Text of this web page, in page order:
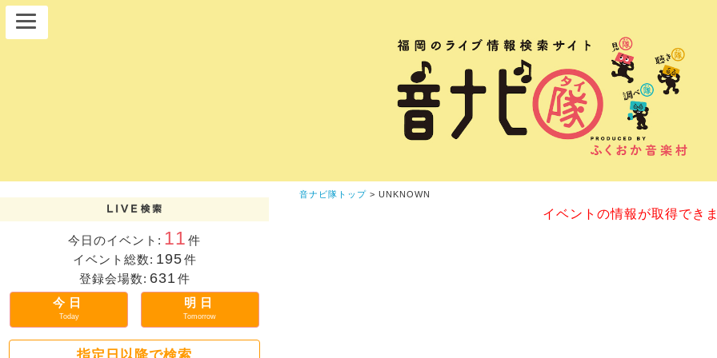
今日のイベント: 11 件
イベント総数: 195件
登録会場数: 631 件
今日
Today
明日
Tomorrow
指定日以降で検索
音ナビ隊トップ > UNKNOWN
イベントの情報が取得でき